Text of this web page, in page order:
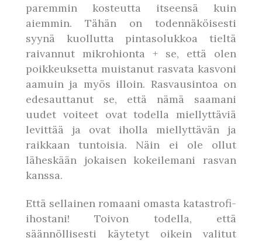
paremmin kosteutta itseensä kuin
aiemmin. Tähän on todennäköisesti
syynä kuollutta pintasolukkoa tieltä
raivannut mikrohionta + se, että olen
poikkeuksetta muistanut rasvata kasvoni
aamuin ja myös illoin. Rasvausintoa on
edesauttanut se, että nämä saamani
uudet voiteet ovat todella miellyttäviä
levittää ja ovat iholla miellyttävän ja
raikkaan tuntoisia. Näin ei ole ollut
läheskään jokaisen kokeilemani rasvan
kanssa.
Että sellainen romaani omasta katastrofi-
ihostani! Toivon todella, että
säännöllisesti käytetyt oikein valitut